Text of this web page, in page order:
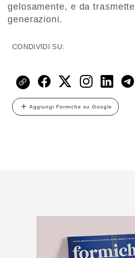
gelosamente, e da
generazioni.
CONDIVIDI SU:
Aggiungi Formiche su Google